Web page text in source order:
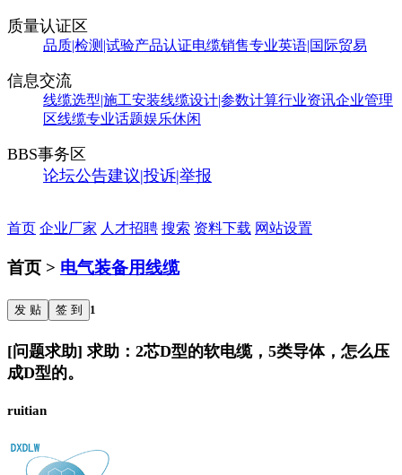
质量认证区
品质|检测|试验产品认证电缆销售专业英语|国际贸易
信息交流
线缆选型|施工安装线缆设计|参数计算行业资讯企业管理
区线缆专业话题娱乐休闲
BBS事务区
论坛公告建议|投诉|举报
首页 企业厂家 人才招聘 搜索 资料下载 网站设置
首页 > 电气装备用线缆
发 贴 签 到 1
[问题求助] 求助：2芯D型的软电缆，5类导体，怎么压
成D型的。
ruitian